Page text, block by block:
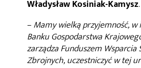
Władysław Kosiniak-Kamysz.
–Mamy wielką przyjemność,
Banku Gospodarstwa
zarządza Funduszem Wsparcia
Zbrojnych, uczestniczyć w tej